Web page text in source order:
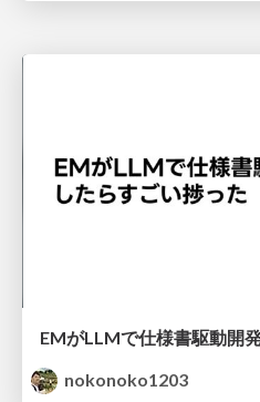
EMがLLMで仕様書駆動開
nokonoko1203